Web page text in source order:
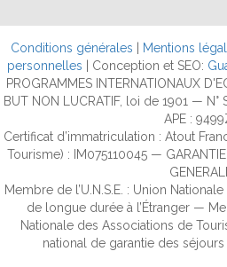
Conditions générales Mentions
personnelles | Conception et SEO:
PROGRAMMES INTERNATIONAUX
BUT NON LUCRATIF, loi de 1901 —
APE :
Certificat d’immatriculation : Atout
Tourisme) : IM075110045 —
GENERALI
Membre de l’U.N.S.E. : Union
de longue durée à l’Étranger —
Nationale des Associations de
national de garantie des